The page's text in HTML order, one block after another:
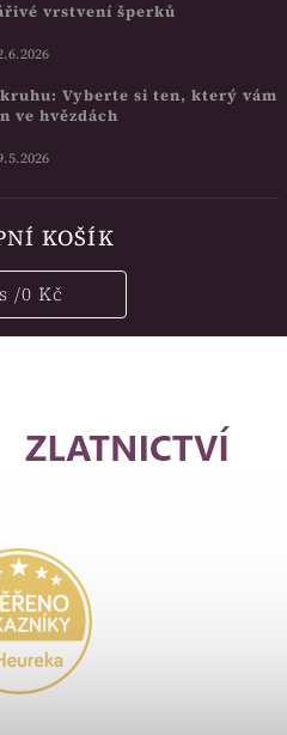
vrstvení šperků
Vyberte si ten, který vám
ve hvězdách
KOŠÍK
/0 Kč